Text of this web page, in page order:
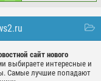
сайт нового
выбираете интересные и
Самые лучшие попадают